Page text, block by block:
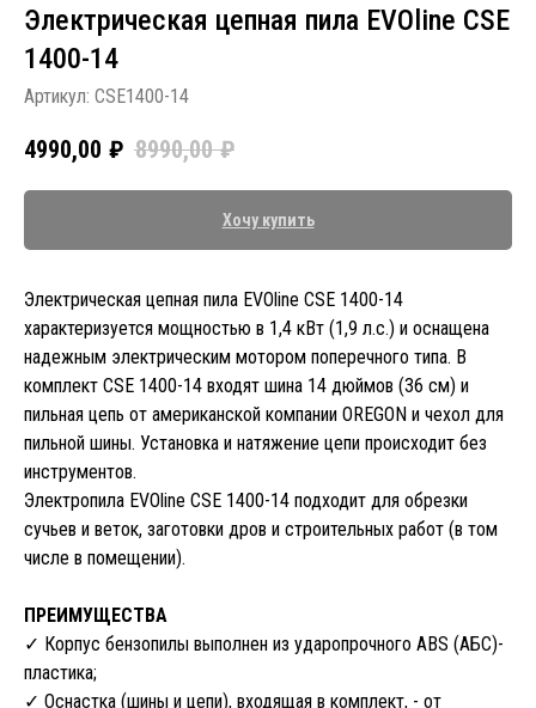
Электрическая цепная пила EVOline CSE
1400-14
Артикул: CSE1400-14
4990,00 ₽ 8990,00 ₽
Хочу купить
Электрическая цепная пила EVOline CSE 1400-14
характеризуется мощностью в 1,4 кВт (1,9 л.с.) и оснащена
надежным электрическим мотором поперечного типа. В
комплект CSE 1400-14 входят шина 14 дюймов (36 см) и
пильная цепь от американской компании OREGON и чехол для
пильной шины. Установка и натяжение цепи происходит без
инструментов.
Электропила EVOline CSE 1400-14 подходит для обрезки
сучьев и веток, заготовки дров и строительных работ (в том
числе в помещении).
ПРЕИМУЩЕСТВА
✓ Корпус бензопилы выполнен из ударопрочного ABS (АБС)-
пластика;
✓ Оснастка (шины и цепи), входящая в комплект, - от